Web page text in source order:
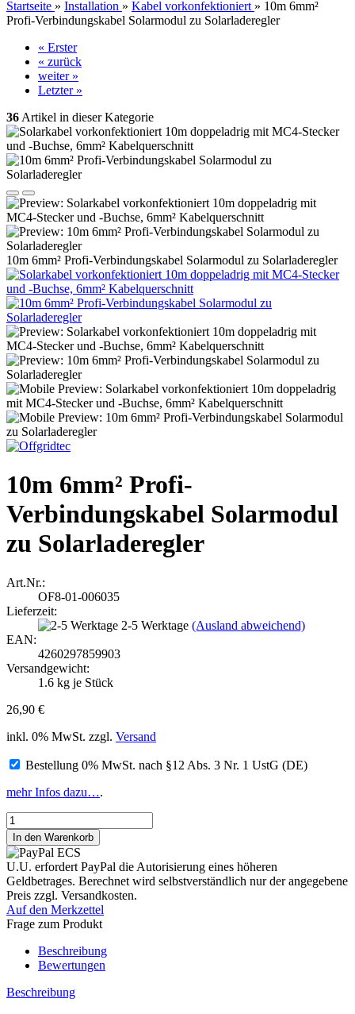
Startseite » Installation » Kabel vorkonfektioniert » 10m 6mm²
Profi-Verbindungskabel Solarmodul zu Solarladeregler
« Erster
« zurück
weiter »
Letzter »
36 Artikel in dieser Kategorie
10m 6mm² Profi-Verbindungskabel Solarmodul zu Solarladeregler
10m 6mm² Profi-
Verbindungskabel Solarmodul
zu Solarladeregler
Art.Nr.:
OF8-01-006035
Lieferzeit:
2-5 Werktage (Ausland abweichend)
EAN:
4260297859903
Versandgewicht:
1.6 kg je Stück
26,90 €
inkl. 0% MwSt. zzgl. Versand
Bestellung 0% MwSt. nach §12 Abs. 3 Nr. 1 UstG (DE)
mehr Infos dazu….
U.U. erfordert PayPal die Autorisierung eines höheren
Geldbetrages. Berechnet wird selbstverständlich nur der angegebene
Preis zzgl. Versandkosten.
Auf den Merkzettel
Frage zum Produkt
Beschreibung
Bewertungen
Beschreibung